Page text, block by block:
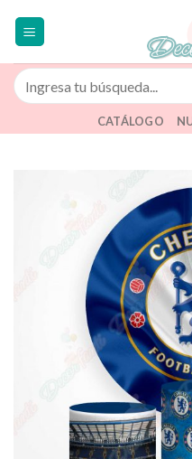
Buscar
por:
CATÁLOGO